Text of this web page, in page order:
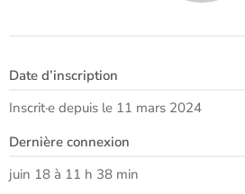
Date d’inscription
Inscrit·e depuis le 11 mars 2024
Dernière connexion
juin 18 à 11 h 38 min